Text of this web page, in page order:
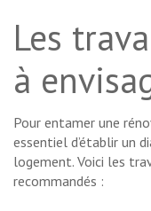
Les
à
Pour entamer une
essentiel d’établir un
logement. Voici les
recommandés :